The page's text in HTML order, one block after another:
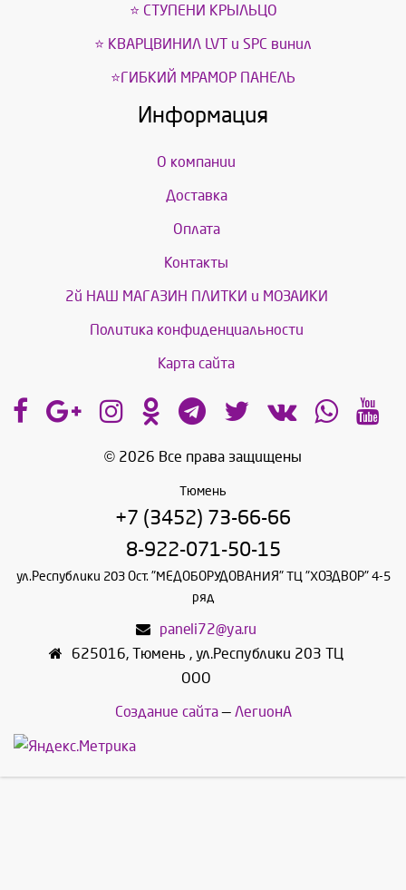
⭐ СТУПЕНИ КРЫЛЬЦО
⭐ КВАРЦВИНИЛ LVT и SPС винил
⭐ГИБКИЙ МРАМОР ПАНЕЛЬ
Информация
О компании
Доставка
Оплата
Контакты
2й НАШ МАГАЗИН ПЛИТКИ и МОЗАИКИ
Политика конфиденциальности
Карта сайта
© 2026 Все права защищены
Тюмень
+7 (3452) 73-66-66
8-922-071-50-15
ул.Республики 203 Ост. "МЕДОБОРУДОВАНИЯ" ТЦ "ХОЗДВОР" 4-5
ряд
paneli72@ya.ru
625016, Тюмень , ул.Республики 203 ТЦ
ООО
Создание сайта— ЛегионА